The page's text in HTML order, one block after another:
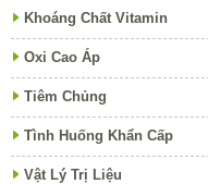
Khoáng Chất Vitamin
Oxi Cao Áp
Tiêm Chủng
Tình Huống Khẩn Cấp
Vật Lý Trị Liệu